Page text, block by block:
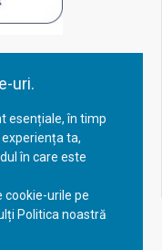
uri.
esențiale, în timp
ta,
în care este
urile pe
Politica noastră